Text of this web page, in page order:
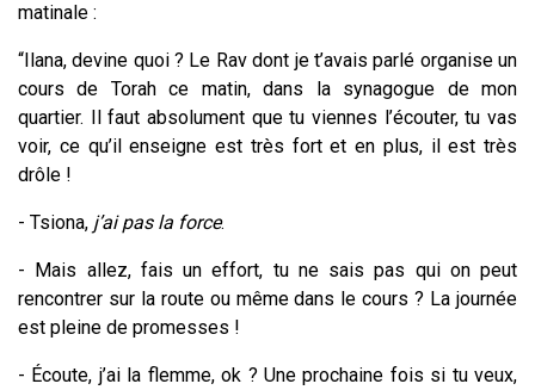
matinale :
“Ilana, devine quoi ? Le Rav dont je t’avais parlé organise un
cours de Torah ce matin, dans la synagogue de mon
quartier. Il faut absolument que tu viennes l’écouter, tu vas
voir, ce qu’il enseigne est très fort et en plus, il est très
drôle !
- Tsiona, j’ai pas la force.
- Mais allez, fais un effort, tu ne sais pas qui on peut
rencontrer sur la route ou même dans le cours ? La journée
est pleine de promesses !
- Écoute, j’ai la flemme, ok ? Une prochaine fois si tu veux,